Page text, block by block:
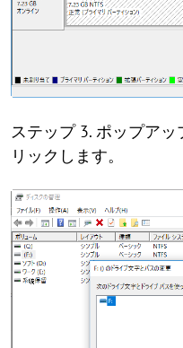
ステップ 3. ポップア
リックします。